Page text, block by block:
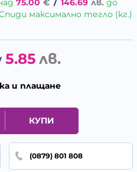
75.00 € / 146.69 лв. до
максимално тегло (кг.)
5.85 лв.
и плащане
КУПИ
(0879) 801 808